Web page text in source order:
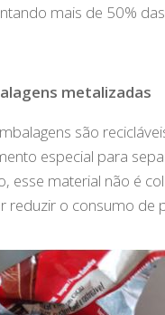
mais de 50%
metalizadas
são
especial para
esse material não é
reduzir o consumo de